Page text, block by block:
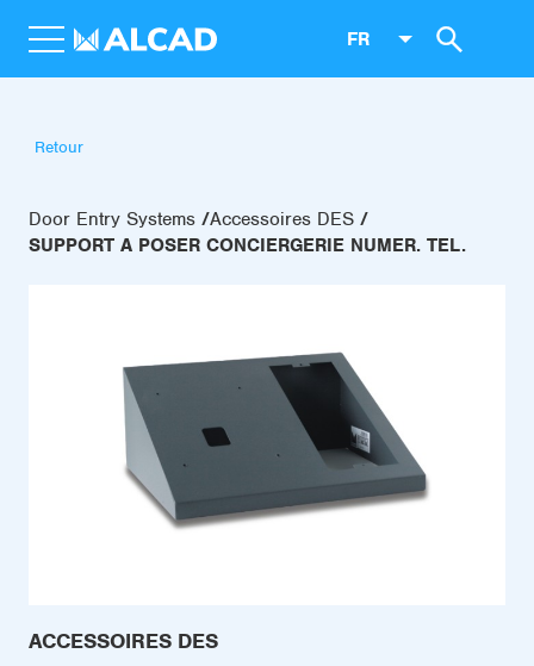
FR
Retour
Door Entry Systems Accessoires DES
SUPPORT A POSER CONCIERGERIE NUMER. TEL.
ACCESSOIRES DES